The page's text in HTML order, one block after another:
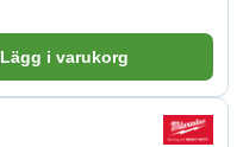
Lägg i varukorg